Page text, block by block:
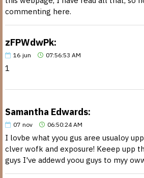
commenting here.
zFPWdwPk:
16 jun 07:56:53 AM
1
Samantha Edwards:
07 nov 06:50:24 AM
I lovbe what yyou gus aree usualoy
clver wofk and exposure! Keeep upp
guys I've addewd yoou guys to myy